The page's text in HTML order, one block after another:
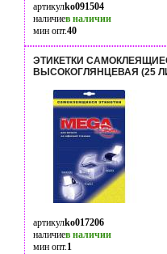
артикулko091504
наличиев наличии
мин опт.40
ЭТИКЕТКИ
ВЫСОКОГЛЯНЦЕВАЯ (25
артикулko017206
наличиев наличии
мин опт.1